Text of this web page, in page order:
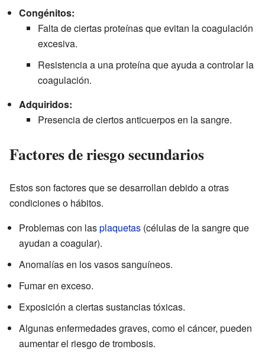
Congénitos:
Falta de ciertas proteínas que evitan la coagulación
excesiva.
Resistencia a una proteína que ayuda a controlar la
coagulación.
Adquiridos:
Presencia de ciertos anticuerpos en la sangre.
Factores de riesgo secundarios
Estos son factores que se desarrollan debido a otras
condiciones o hábitos.
Problemas con lasplaquetas (células de la sangre que
ayudan a coagular).
Anomalías en los vasos sanguíneos.
Fumar en exceso.
Exposición a ciertas sustancias tóxicas.
Algunas enfermedades graves, como el cáncer, pueden
aumentar el riesgo de trombosis.